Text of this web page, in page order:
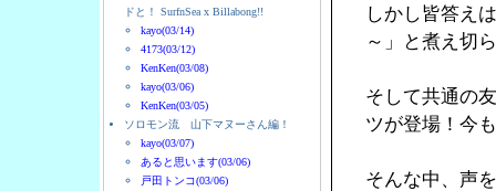
ドと！ SurfnSea x Billabong!!
kayo(03/14)
4173(03/12)
KenKen(03/08)
kayo(03/06)
KenKen(03/05)
ソロモン流 山下マヌーさん編！
kayo(03/07)
あると思います(03/06)
戸田トンコ(03/06)
しかし皆答え
～」と煮え切
そして共通の
ツが登場！今
そんな中、声